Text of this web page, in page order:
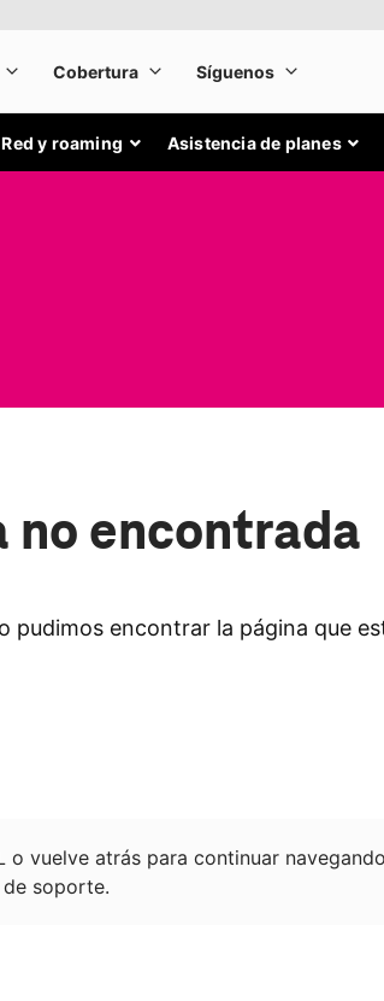
Red y roaming Asistencia de planes